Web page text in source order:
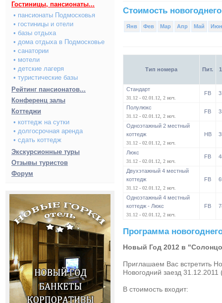
Гостиницы, пансионаты...
• пансионаты Подмосковья
• гостиницы и отели
• базы отдыха
• дома отдыха в Подмосковье
• санатории
• мотели
• детские лагеря
• туристические базы
Рейтинг пансионатов...
Конференц залы
Коттеджи
• коттедж на сутки
• долгосрочная аренда
• сдать коттедж
Экскурсионные туры
Отзывы туристов
Форум
Стоимость
Янв Фев Мар Апр Май Июн
Тип номера Пит.
Стандарт
31.12 - 02.01.12, 2 ноч.
FB
Полулюкс
31.12 - 02.01.12, 2 ноч.
FB
Одноэтажный 2 местный
коттедж
31.12 - 02.01.12, 2 ноч.
HB
Люкс
31.12 - 02.01.12, 2 ноч.
FB
Двухэтажный 4 местный
коттедж
31.12 - 02.01.12, 2 ноч.
FB
Одноэтажный 4 местный
коттедж - Люкс
31.12 - 02.01.12, 2 ноч.
FB
Программа
Новый Год 2012 в
Приглашаем Вас встретить
Новогодний заезд
В стоимость входит: